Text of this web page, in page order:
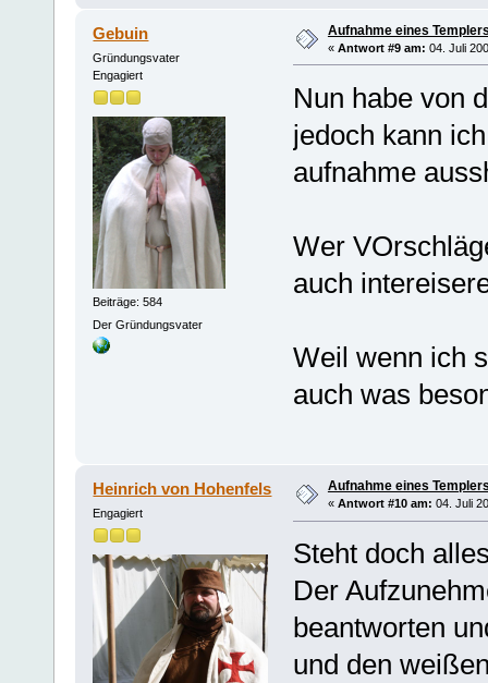
Gebuin
Gründungsvater
Engagiert
Beiträge: 584
Der Gründungsvater
Aufnahme eines
« Antwort #9 am: 04. Juli
Nun habe von
jedoch kann
aufnahme
Wer
auch
Weil wenn ich
auch was
Heinrich von Hohenfels
Engagiert
Aufnahme eines
« Antwort #10 am: 04. Juli
Steht doch
Der
beantworten
und den